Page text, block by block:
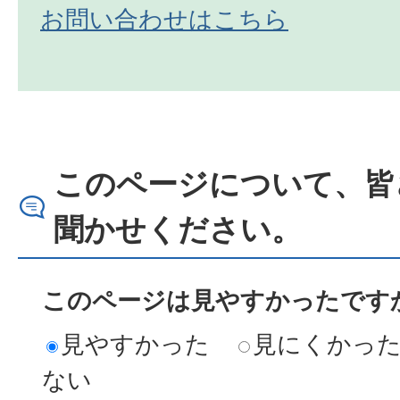
お問い合わせはこちら
このページについて、
聞かせください。
このページは見やすかったです
見やすかった
見にくかっ
ない